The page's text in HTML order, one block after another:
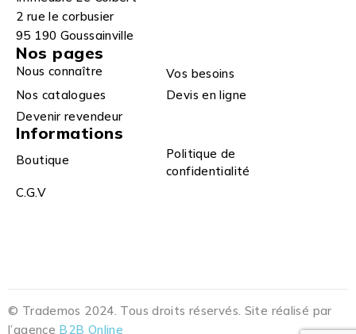
2 rue le corbusier
95 190 Goussainville
Nos pages
Nous connaître
Vos besoins
Nos catalogues
Devis en ligne
Devenir revendeur
Informations
Boutique
Politique de
confidentialité
C.G.V
© Trademos 2024. Tous droits réservés. Site réalisé par
l’agence B2B Online